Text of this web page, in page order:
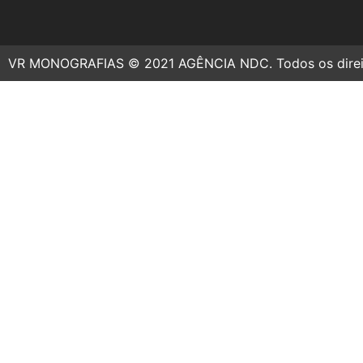
VR MONOGRAFIAS © 2021 AGÊNCIA NDC. Todos os